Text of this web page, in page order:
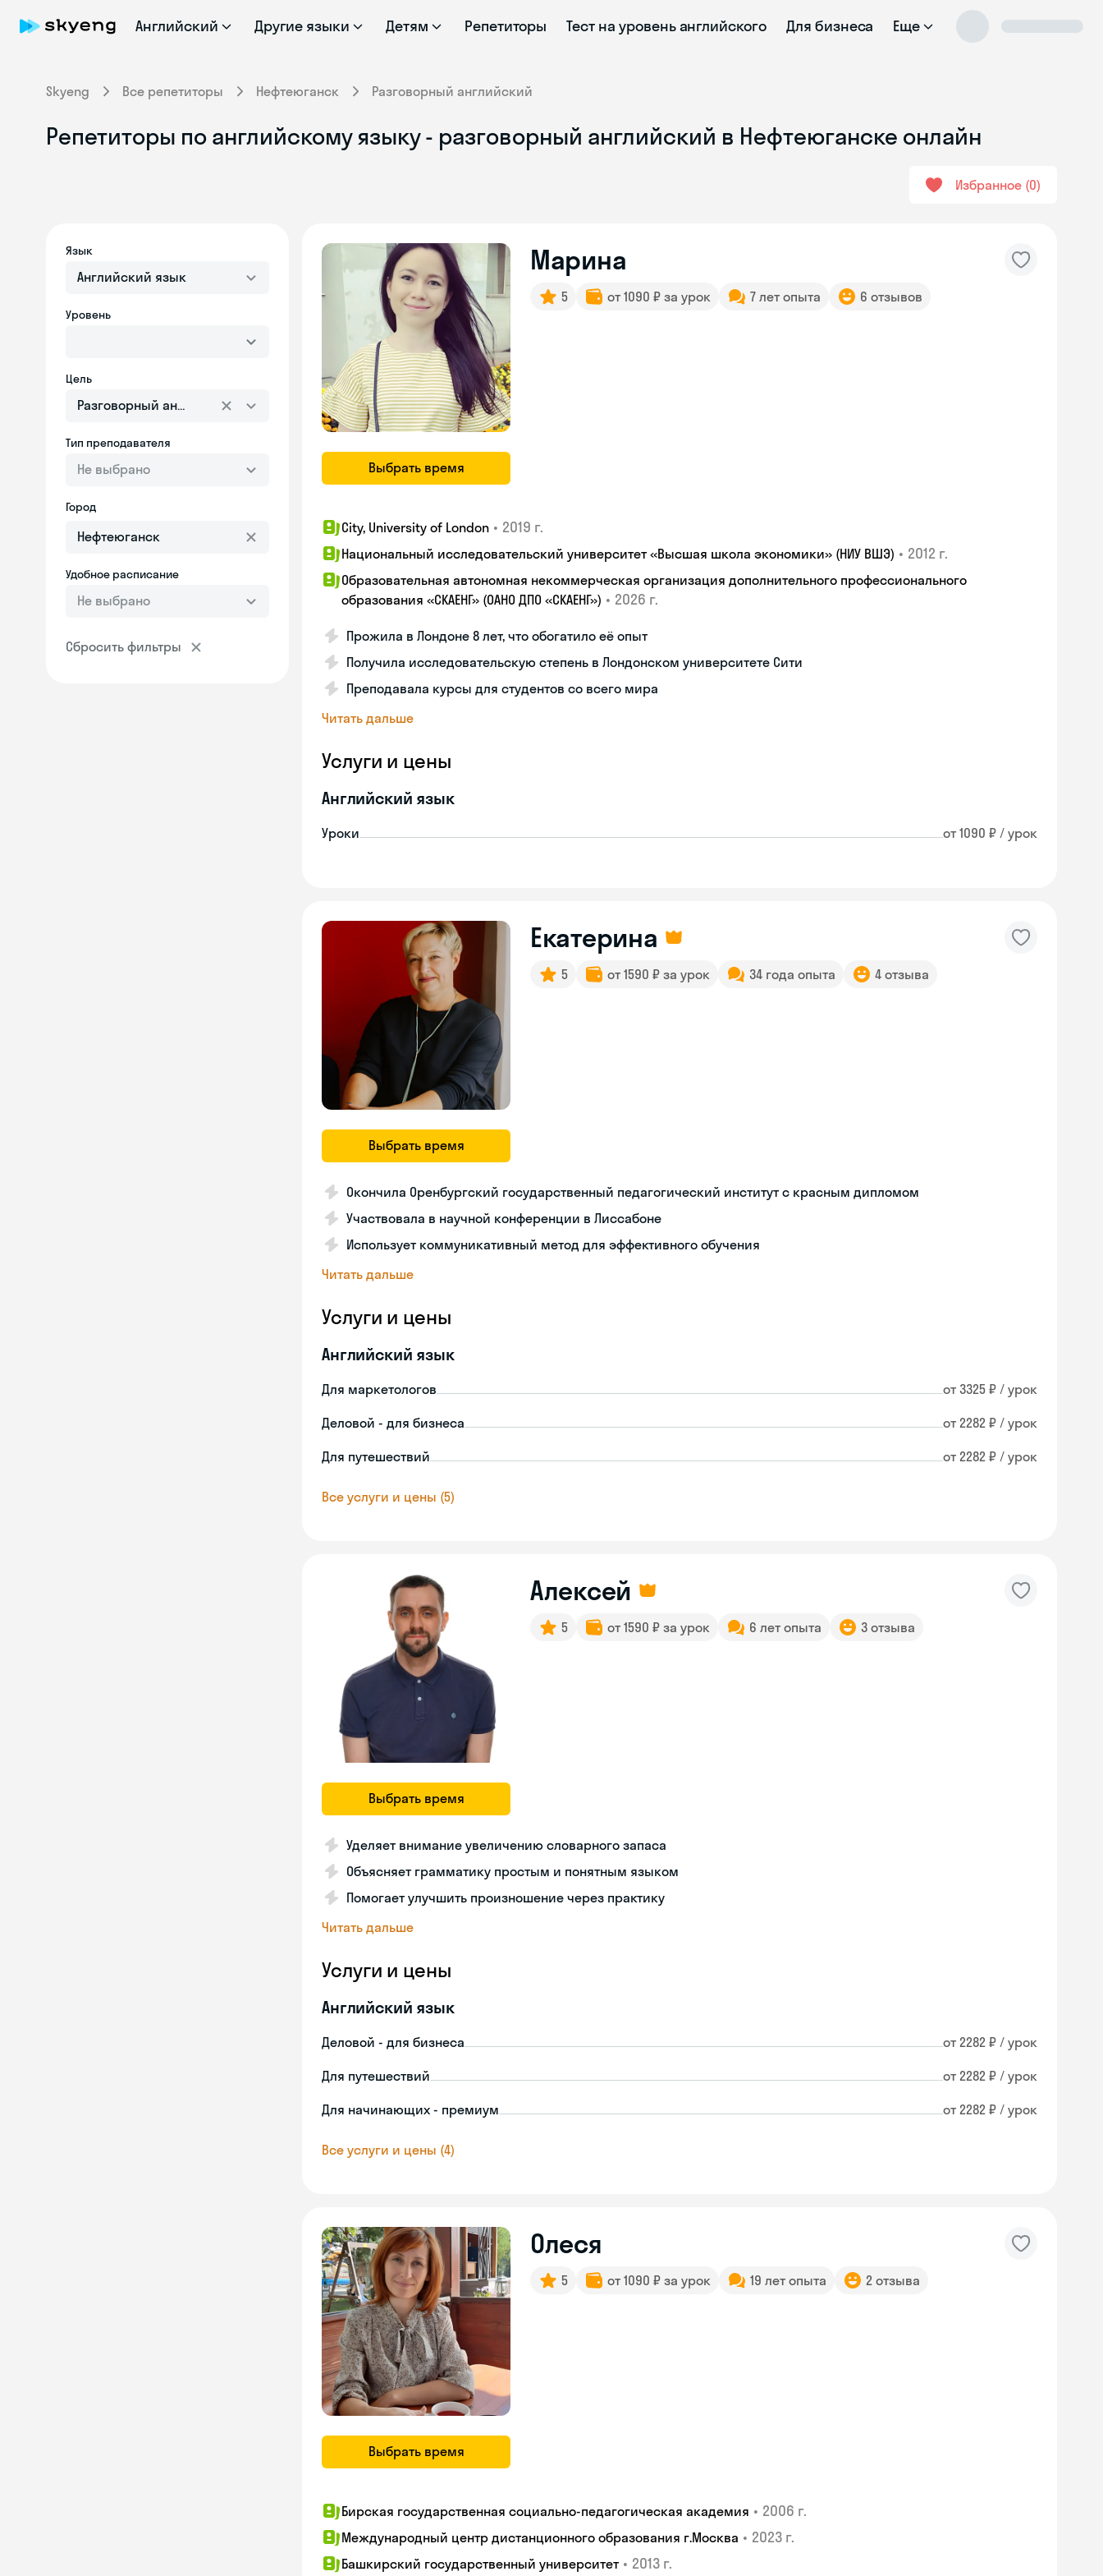
Английский Другие языки Детям Репетиторы Тест на уровень английского Для бизнеса Еще
Skyeng Все репетиторы Нефтеюганск Разговорный английский
Репетиторы по английскому языку - разговорный английский в Нефтеюганске онлайн
Избранное 0
Язык
Английский язык
Уровень
Цель
Разговорный английский
Тип преподавателя
Не выбрано
Город
Удобное расписание
Не выбрано
Сбросить фильтры
Выбрать время
Марина
5 от 1090 ₽ за урок 7 лет опыта 6 отзывов
City, University of London • 2019 г.
Национальный исследовательский университет «Высшая школа экономики» (НИУ ВШЭ) • 2012 г.
Образовательная автономная некоммерческая организация дополнительного профессионального
образования «СКАЕНГ» (ОАНО ДПО «СКАЕНГ») • 2026 г.
Прожила в Лондоне 8 лет, что обогатило её опыт
Получила исследовательскую степень в Лондонском университете Сити
Преподавала курсы для студентов со всего мира
Читать дальше
Услуги и цены
Английский язык
Уроки от 1090 ₽ / урок
Выбрать время
Екатерина
5 от 1590 ₽ за урок 34 года опыта 4 отзыва
Окончила Оренбургский государственный педагогический институт с красным дипломом
Участвовала в научной конференции в Лиссабоне
Использует коммуникативный метод для эффективного обучения
Читать дальше
Услуги и цены
Английский язык
Для маркетологов от 3325 ₽ / урок
Деловой - для бизнеса от 2282 ₽ / урок
Для путешествий от 2282 ₽ / урок
Все услуги и цены (5)
Выбрать время
Алексей
5 от 1590 ₽ за урок 6 лет опыта 3 отзыва
Уделяет внимание увеличению словарного запаса
Объясняет грамматику простым и понятным языком
Помогает улучшить произношение через практику
Читать дальше
Услуги и цены
Английский язык
Деловой - для бизнеса от 2282 ₽ / урок
Для путешествий от 2282 ₽ / урок
Для начинающих - премиум от 2282 ₽ / урок
Все услуги и цены (4)
Выбрать время
Олеся
5 от 1090 ₽ за урок 19 лет опыта 2 отзыва
Бирская государственная социально-педагогическая академия • 2006 г.
Международный центр дистанционного образования г.Москва • 2023 г.
Башкирский государственный университет • 2013 г.